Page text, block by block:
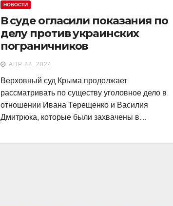
НОВОСТИ
В суде огласили показания по
делу против украинских
пограничников
АПР 22, 2024
Верховный суд Крыма продолжает
рассматривать по существу уголовное дело в
отношении Ивана Терещенко и Василия
Дмитрюка, которые были захвачены в…